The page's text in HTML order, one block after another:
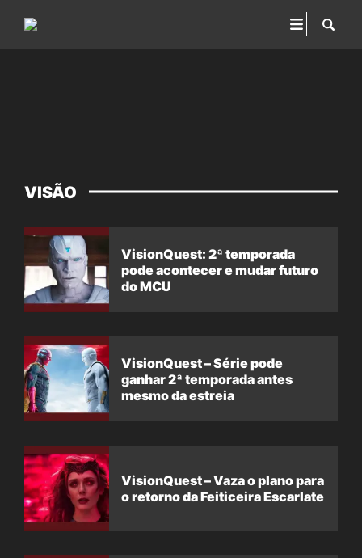
VISÃO
VisionQuest: 2ª temporada
pode acontecer e mudar futuro
do MCU
VisionQuest – Série pode
ganhar 2ª temporada antes
mesmo da estreia
VisionQuest – Vaza o plano para
o retorno da Feiticeira Escarlate